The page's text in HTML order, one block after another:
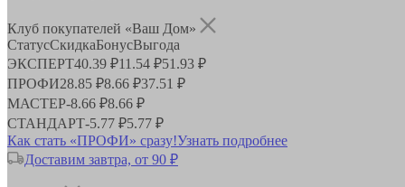
Клуб покупателей «Ваш Дом»
СтатусСкидкаБонусВыгода
ЭКСПЕРТ40.39 ₽11.54 ₽51.93 ₽
ПРОФИ28.85 ₽8.66 ₽37.51 ₽
МАСТЕР-8.66 ₽8.66 ₽
СТАНДАРТ-5.77 ₽5.77 ₽
Как стать «ПРОФИ» сразу!Узнать подробнее
Доставим завтра, от 90 ₽